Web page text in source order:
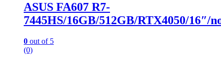
ASUS FA607 R7-
7445HS/16GB/512GB/RTX4050/16″/
0 out of 5
(0)